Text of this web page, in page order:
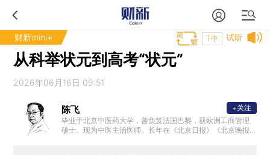
财新mini+ 试听
T中
从科举状元到高考“状元”
2026年06月16日 09:51
陈飞
毕业于北京中医药大学，曾负笈法国巴黎，获欧洲工商管理
硕士。现为中医主治医师。长年在《北京日报》《北京晚报
+关注